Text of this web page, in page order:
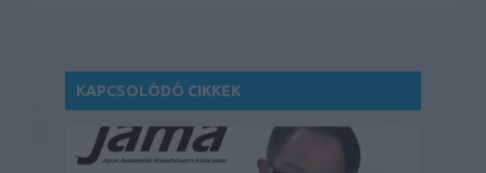
KAPCSOLÓDÓ CIKKEK